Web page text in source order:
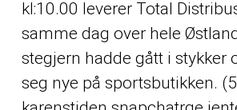
kl:10.00 leverer Total
samme dag over hele
stegjern hadde gått i stykker
seg nye på sportsbutikken.